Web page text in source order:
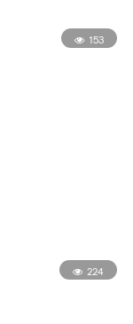
153
224